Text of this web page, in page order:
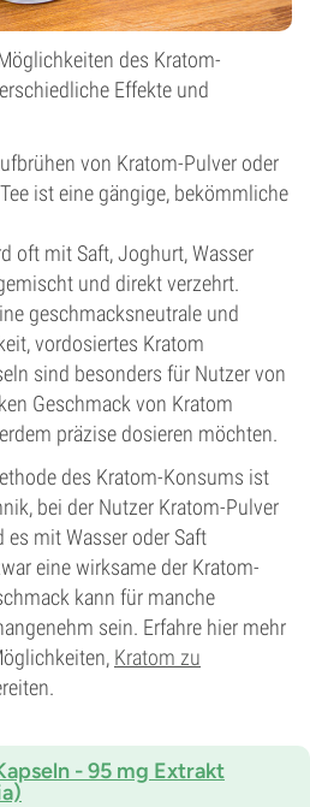
des Kratom-
Effekte und
von Kratom-Pulver oder
ist eine gängige, bekömmliche
oft mit Saft, Joghurt, Wasser
und direkt verzehrt.
geschmacksneutrale und
vordosiertes Kratom
sind besonders für Nutzer von
Geschmack von Kratom
präzise dosieren möchten.
des Kratom-Konsums ist
bei der Nutzer Kratom-Pulver
mit Wasser oder Saft
eine wirksame der Kratom-
kann für manche
sein. Erfahre hier mehr
Kratom zu
- 95 mg Extrakt